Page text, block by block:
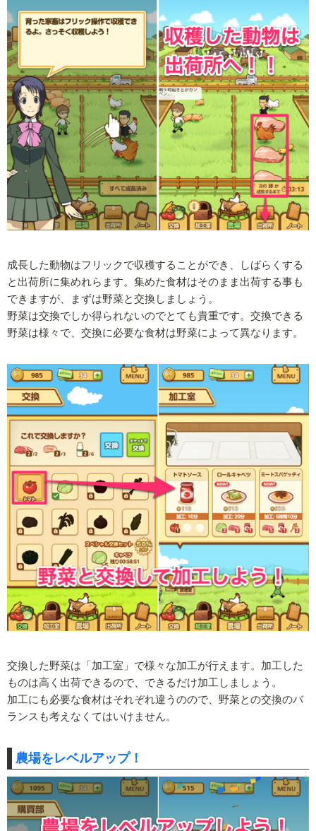
成長した動物はフリックで収穫することができ、しばらくする
と出荷所に集めれらます。集めた食材はそのまま出荷する事も
できますが、まずは野菜と交換しましょう。
野菜は交換でしか得られないのでとても貴重です。交換できる
野菜は様々で、交換に必要な食材は野菜によって異なります。
交換した野菜は「加工室」で様々な加工が行えます。加工した
ものは高く出荷できるので、できるだけ加工しましょう。
加工にも必要な食材はそれぞれ違うのので、野菜との交換のバ
ランスも考えなくてはいけません。
農場をレベルアップ！